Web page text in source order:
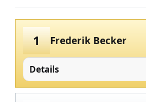
1 Frederik Becker
Details